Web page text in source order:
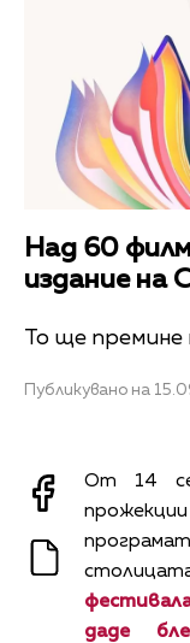
Над 60
издание на
То ще премине
Публикувано на
От 14
даде